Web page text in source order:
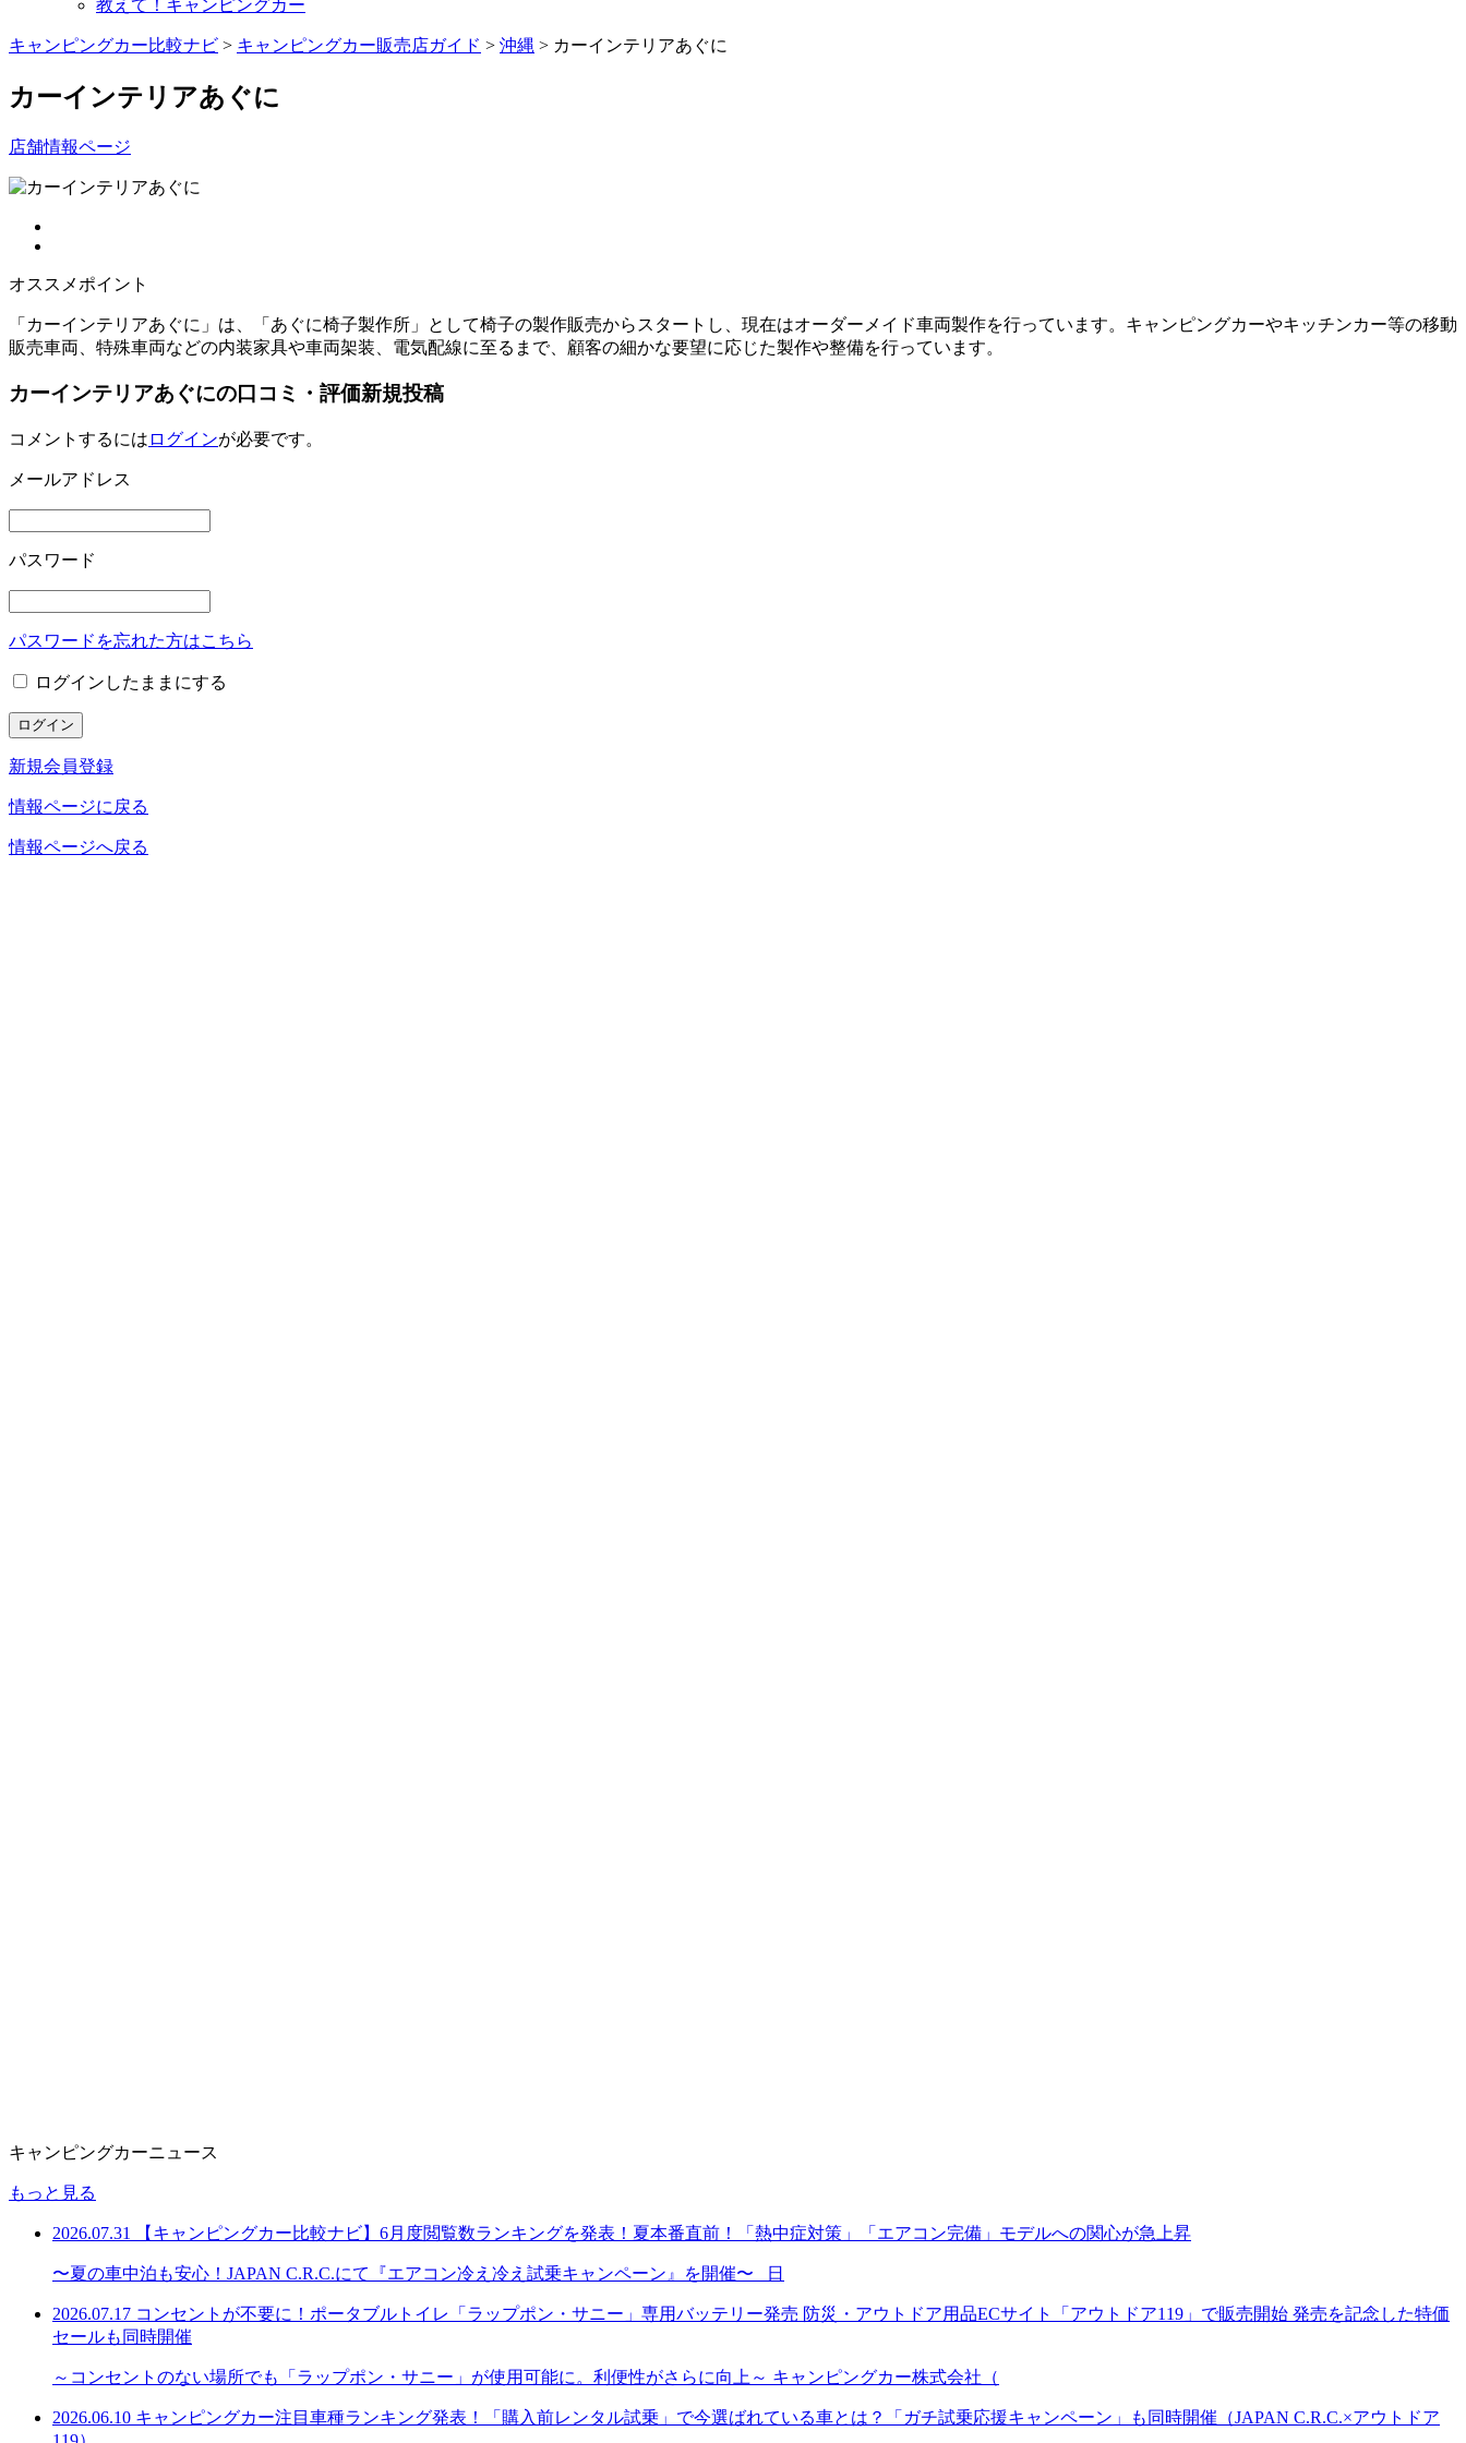
教えて！キャンピングカー
キャンピングカー比較ナビ > キャンピングカー販売店ガイド > 沖縄 > カーインテリアあぐに
カーインテリアあぐに
店舗情報ページ
オススメポイント
「カーインテリアあぐに」は、「あぐに椅子製作所」として椅子の製作販売からスタートし、現在はオーダーメイド車両製作を行っています。キャンピングカーやキッチンカー等の移動
販売車両、特殊車両などの内装家具や車両架装、電気配線に至るまで、顧客の細かな要望に応じた製作や整備を行っています。
カーインテリアあぐにの口コミ・評価新規投稿
コメントするには ログインが必要です。
メールアドレス
パスワード
パスワードを忘れた方はこちら
ログインしたままにする
新規会員登録
情報ページに戻る
情報ページへ戻る
キャンピングカーニュース
もっと見る
2026.07.31 【キャンピングカー比較ナビ】6月度閲覧数ランキングを発表！夏本番直前！「熱中症対策」「エアコン完備」モデルへの関心が急上昇
〜夏の車中泊も安心！JAPAN C.R.C.にて『エアコン冷え冷え試乗キャンペーン』を開催〜 日
2026.07.17 コンセントが不要に！ポータブルトイレ「ラップポン・サニー」専用バッテリー発売 防災・アウトドア用品ECサイト「アウトドア119」で販売開始 発売を記念した特価
セールも同時開催
～コンセントのない場所でも「ラップポン・サニー」が使用可能に。利便性がさらに向上～ キャンピングカー株式会社（
2026.06.10 キャンピングカー注目車種ランキング発表！「購入前レンタル試乗」で今選ばれている車とは？「ガチ試乗応援キャンペーン」も同時開催（JAPAN C.R.C.×アウトドア